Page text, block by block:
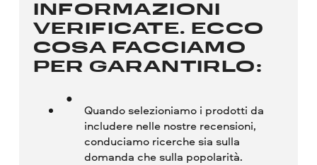
INFORMAZIONI
VERIFICATE. ECCO
COSA FACCIAMO
PER GARANTIRLO:
Quando selezioniamo i prodotti da
includere nelle nostre recensioni,
conduciamo ricerche sia sulla
domanda che sulla popolarità.